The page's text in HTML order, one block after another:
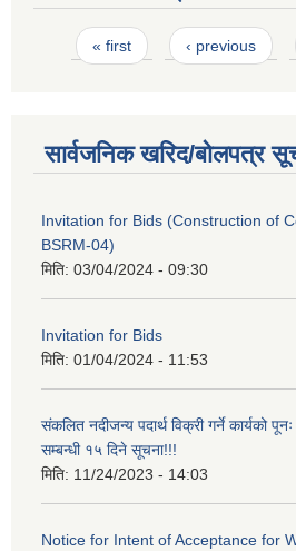
Pages
« first ‹ previous
सार्वजनिक खरिद/बोलपत्र
Invitation for Bids (Construction of
BSRM-04)
मिति: 03/04/2024 - 09:30
Invitation for Bids
मिति: 01/04/2024 - 11:53
संकलित नदीजन्य पदार्थ विक्री गर्ने कार्यको
सम्बन्धी १५ दिने सूचना!!!
मिति: 11/24/2023 - 14:03
Notice for Intent of Acceptance for